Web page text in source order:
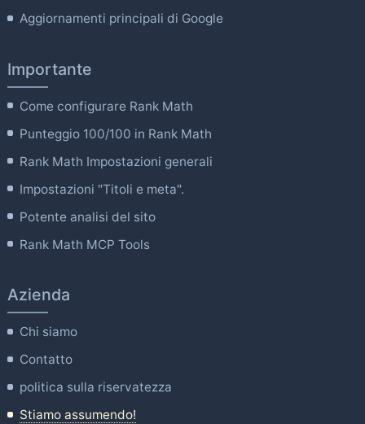
Aggiornamenti principali di Google
Importante
Come configurare Rank Math
Punteggio 100/100 in Rank Math
Rank Math Impostazioni generali
Impostazioni "Titoli e meta".
Potente analisi del sito
Rank Math MCP Tools
Azienda
Chi siamo
Contatto
politica sulla riservatezza
Stiamo assumendo!